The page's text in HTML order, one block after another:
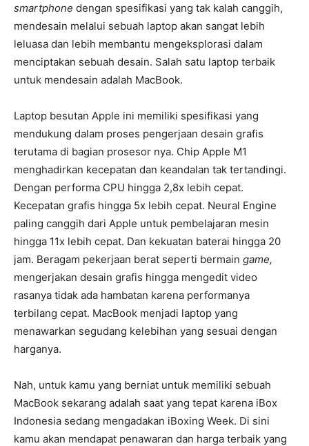
smartphone dengan spesifikasi yang tak kalah canggih,
mendesain melalui sebuah laptop akan sangat lebih
leluasa dan lebih membantu mengeksplorasi dalam
menciptakan sebuah desain. Salah satu laptop terbaik
untuk mendesain adalah MacBook.
Laptop besutan Apple ini memiliki spesifikasi yang
mendukung dalam proses pengerjaan desain grafis
terutama di bagian prosesor nya. Chip Apple M1
menghadirkan kecepatan dan keandalan tak tertandingi.
Dengan performa CPU hingga 2,8x lebih cepat.
Kecepatan grafis hingga 5x lebih cepat. Neural Engine
paling canggih dari Apple untuk pembelajaran mesin
hingga 11x lebih cepat. Dan kekuatan baterai hingga 20
jam. Beragam pekerjaan berat seperti bermain game,
mengerjakan desain grafis hingga mengedit video
rasanya tidak ada hambatan karena performanya
terbilang cepat. MacBook menjadi laptop yang
menawarkan segudang kelebihan yang sesuai dengan
harganya.
Nah, untuk kamu yang berniat untuk memiliki sebuah
MacBook sekarang adalah saat yang tepat karena iBox
Indonesia sedang mengadakan iBoxing Week. Di sini
kamu akan mendapat penawaran dan harga terbaik yang